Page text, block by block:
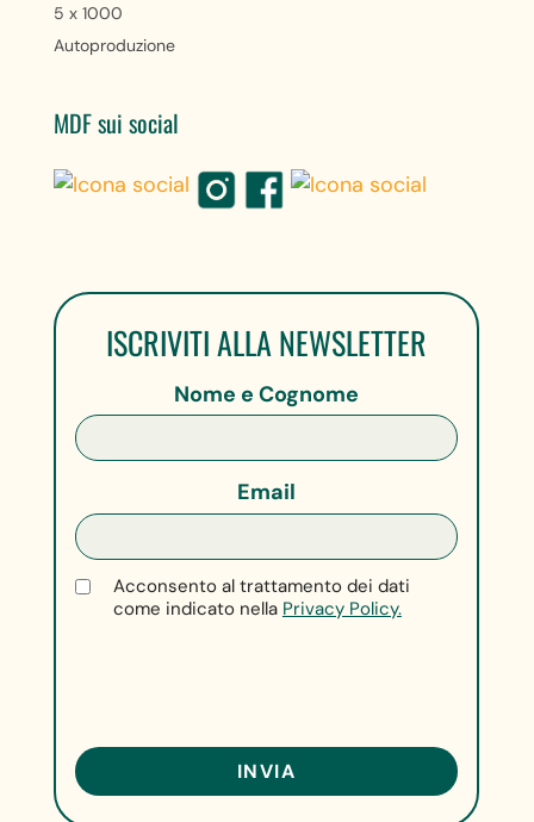
5 x 1000
Autoproduzione
MDF sui social
ISCRIVITI ALLA NEWSLETTER
Nome e Cognome
Email
Acconsento al trattamento dei dati
come indicato nella Privacy Policy.